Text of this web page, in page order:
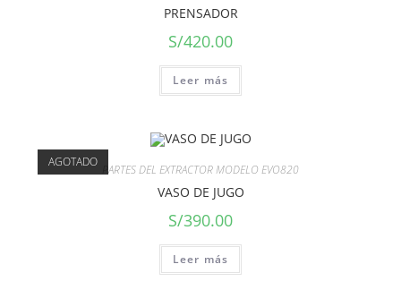
PRENSADOR
S/420.00
Leer más
AGOTADO PARTES DEL EXTRACTOR MODELO EVO820
VASO DE JUGO
S/390.00
Leer más